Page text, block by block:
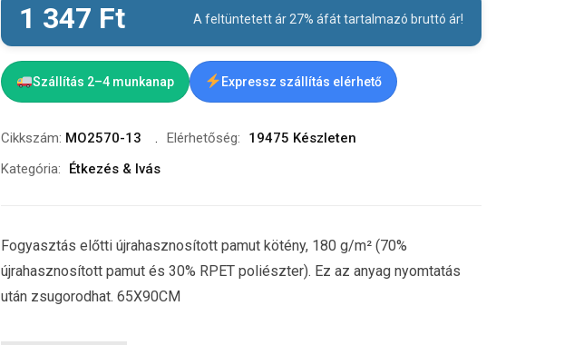
1 347 Ft A feltüntetett ár 27% áfát tartalmazó bruttó ár!
Szállítás 2–4 munkanap Expressz szállítás elérhető
Cikkszám: MO2570-13 Elérhetőség:
19475 Készleten
Kategória:
Étkezés & Ivás
Fogyasztás előtti újrahasznosított pamut kötény, 180 g/m² (70%
újrahasznosított pamut és 30% RPET poliészter). Ez az anyag nyomtatás
után zsugorodhat. 65X90CM